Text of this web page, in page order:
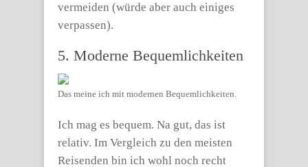
vermeiden (würde aber auch einiges
verpassen).
5. Moderne Bequemlichkeiten
Das meine ich mit modernen Bequemlichkeiten.
Ich mag es bequem. Na gut, das ist
relativ. Im Vergleich zu den meisten
Reisenden bin ich wohl noch recht